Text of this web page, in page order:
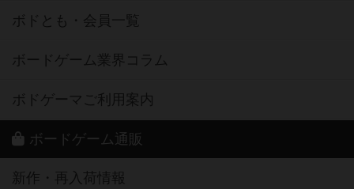
ボドとも・会員一覧
ボードゲーム業界コラム
ボドゲーマご利用案内
ボードゲーム通販
新作・再入荷情報